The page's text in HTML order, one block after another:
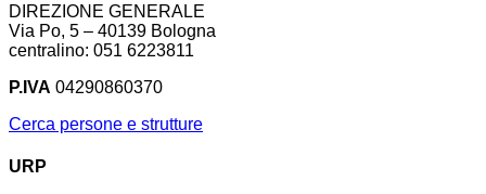
DIREZIONE GENERALE
Via Po, 5 – 40139 Bologna
centralino: 051 6223811
P.IVA 04290860370
Cerca persone e strutture
URP